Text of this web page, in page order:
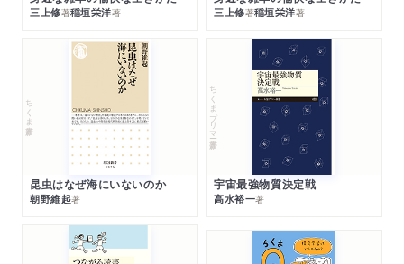
三上修著稲垣栄洋著 三上修著稲垣栄洋著
ちくま新書
昆虫はなぜ海にいないのか
朝野維起著
ちくまプリマー新書
宇宙最強物質決定戦
高水裕一著